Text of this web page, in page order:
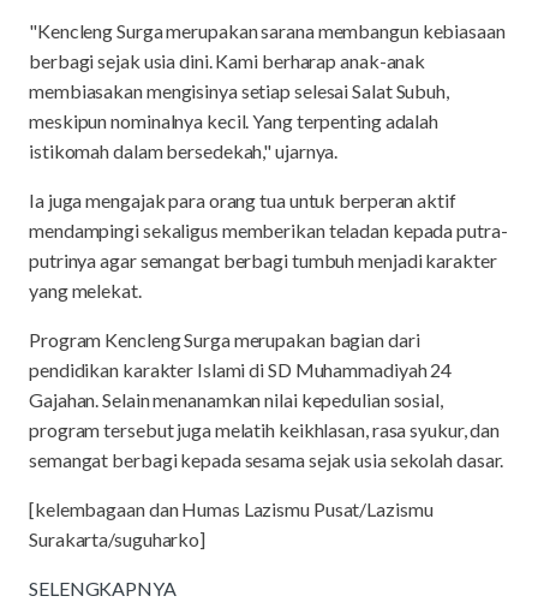
"Kencleng Surga merupakan sarana membangun kebiasaan
berbagi sejak usia dini. Kami berharap anak-anak
membiasakan mengisinya setiap selesai Salat Subuh,
meskipun nominalnya kecil. Yang terpenting adalah
istikomah dalam bersedekah," ujarnya.
Ia juga mengajak para orang tua untuk berperan aktif
mendampingi sekaligus memberikan teladan kepada putra-
putrinya agar semangat berbagi tumbuh menjadi karakter
yang melekat.
Program Kencleng Surga merupakan bagian dari
pendidikan karakter Islami di SD Muhammadiyah 24
Gajahan. Selain menanamkan nilai kepedulian sosial,
program tersebut juga melatih keikhlasan, rasa syukur, dan
semangat berbagi kepada sesama sejak usia sekolah dasar.
[kelembagaan dan Humas Lazismu Pusat/Lazismu
Surakarta/suguharko]
SELENGKAPNYA